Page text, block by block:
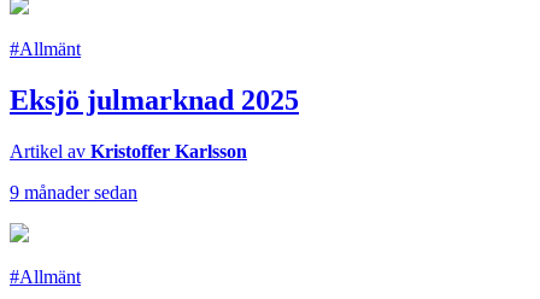
#Allmänt
Eksjö julmarknad 2025
Artikel av Kristoffer Karlsson
9 månader sedan
#Allmänt